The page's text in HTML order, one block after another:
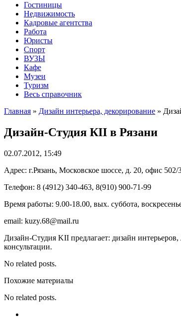
Гостиницы
Недвижимость
Кадровые агентства
Работа
Юристы
Спорт
ВУЗЫ
Кафе
Музеи
Туризм
Весь справочник
Главная » Дизайн интерьера, декорирование »
Дизайн-Студия КII в Рязани
02.07.2012, 15:49
Адрес: г.Рязань, Московское шоссе, д. 20, офис 502/
Телефон: 8 (4912) 340-463, 8(910) 900-71-99
Время работы: 9.00-18.00, вых. суббота,
email: kuzy.68@mail.ru
Дизайн-Студия KII предлагает: дизайн
консультации.
No related posts.
Похожие материалы
No related posts.